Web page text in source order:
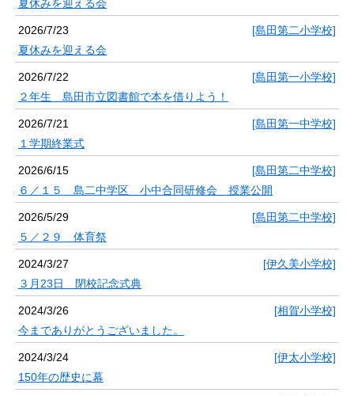
夏休みを迎える会
2026/7/23
[島田第二小学校]
夏休みを迎える会
2026/7/22
[島田第一小学校]
２年生 島田市立図書館で本を借りよう！
2026/7/21
[島田第一中学校]
１学期終業式
2026/6/15
[島田第二中学校]
６／１５ 島二中学区 小中合同研修会 授業公開
2026/5/29
[島田第二中学校]
５／２９ 体育祭
2024/3/27
[伊久美小学校]
３月23日 閉校記念式典
2024/3/26
[相賀小学校]
今までありがとうございました。
2024/3/24
[伊太小学校]
150年の歴史に幕